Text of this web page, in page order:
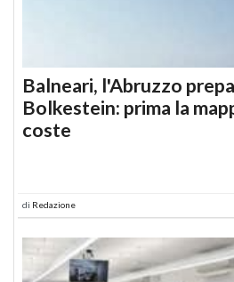
Balneari, l'Abruzzo
Bolkestein: prima la
coste
di Redazione